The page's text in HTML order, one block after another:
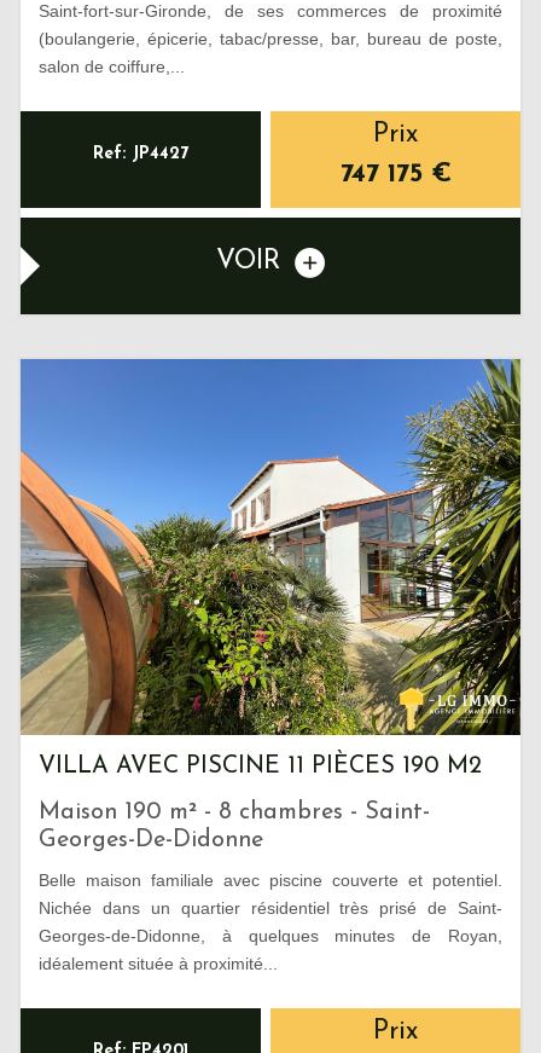
Saint-fort-sur-Gironde, de ses commerces de proximité
(boulangerie, épicerie, tabac/presse, bar, bureau de poste,
salon de coiffure,...
Ref: JP4427
Prix
747 175 €
VOIR
VILLA AVEC PISCINE 11 PIÈCES 190 M2
Maison 190 m² - 8 chambres - Saint-
Georges-De-Didonne
Belle maison familiale avec piscine couverte et potentiel.
Nichée dans un quartier résidentiel très prisé de Saint-
Georges-de-Didonne, à quelques minutes de Royan,
idéalement située à proximité...
Prix